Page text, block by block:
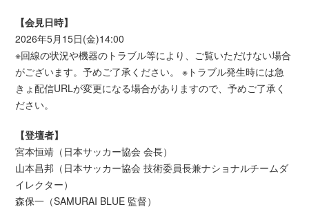
【会見日時】
2026年5月15日(金)14:00
※回線の状況や機器のトラブル等により、ご覧いただけない場合
がございます。予めご了承ください。 ※トラブル発生時には急
きょ配信URLが変更になる場合がありますので、予めご了承く
ださい。
【登壇者】
宮本恒靖（日本サッカー協会 会長）
山本昌邦（日本サッカー協会 技術委員長兼ナショナルチームダ
イレクター）
森保一（SAMURAI BLUE 監督）